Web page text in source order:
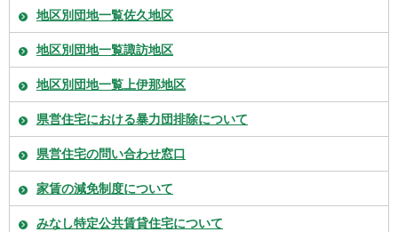
地区別団地一覧佐久地区
地区別団地一覧諏訪地区
地区別団地一覧上伊那地区
県営住宅における暴力団排除について
県営住宅の問い合わせ窓口
家賃の減免制度について
みなし特定公共賃貸住宅について